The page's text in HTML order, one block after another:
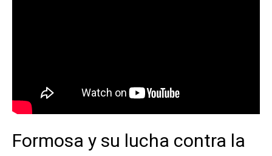
Formosa y su lucha contra la